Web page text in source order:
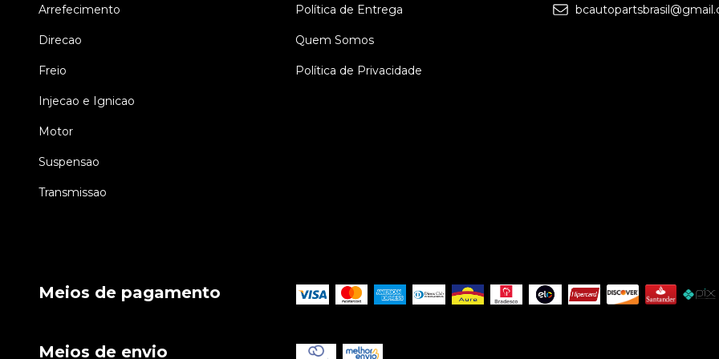
Arrefecimento
Direcao
Freio
Injecao e Ignicao
Motor
Suspensao
Transmissao
Política de Entrega
Quem Somos
Política de Privacidade
Meios de pagamento
Meios de envio